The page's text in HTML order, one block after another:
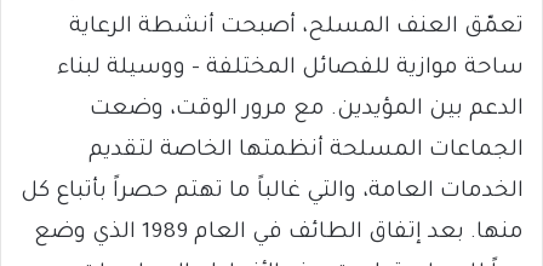
تعمّق العنف المسلح، أصبحت أنشطة الرعاية
ساحة موازية للفصائل المختلفة – ووسيلة لبناء
الدعم بين المؤيدين. مع مرور الوقت، وضعت
الجماعات المسلحة أنظمتها الخاصة لتقديم
الخدمات العامة، والتي غالباً ما تهتم حصراً بأتباع كل
منها. بعد إتفاق الطائف في العام 1989 الذي وضع